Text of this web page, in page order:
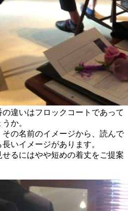
違いはフロックコートであって
か。
の名前のイメージから、読んで
いイメージがあります。
るにはやや短めの着丈をご提案